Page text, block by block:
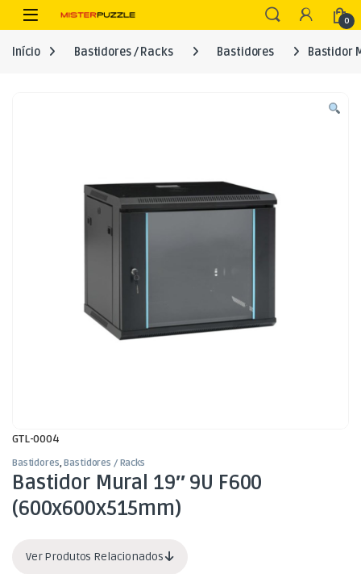
Skip to navigation
Skip to content
Open 0
Início Bastidores / Racks Bastidores Bastidor
GTL-0004
Bastidores,Bastidores / Racks
Bastidor Mural 19″ 9U F600
(600x600x515mm)
Ver Produtos Relacionados